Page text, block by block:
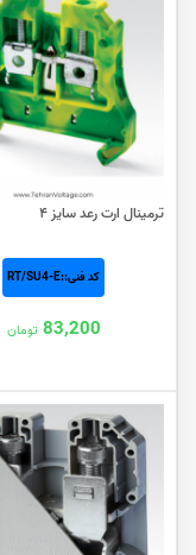
ترمینال ارت رعد سایز ۴
کد فنی::RT/SU4-E
83,200 تومان